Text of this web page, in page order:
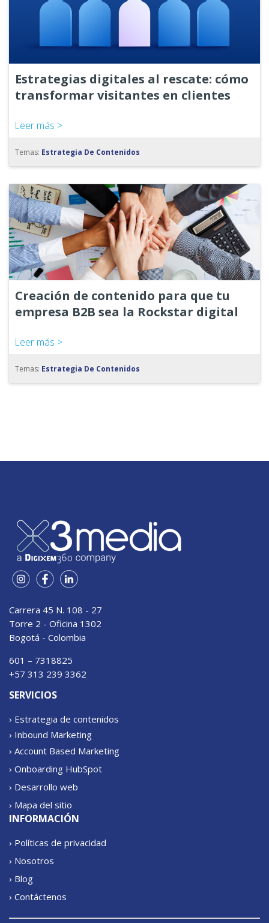
Estrategias digitales al rescate: cómo
transformar visitantes en clientes
Leer más >
Temas: Estrategia De Contenidos
Creación de contenido para que tu
empresa B2B sea la Rockstar digital
Leer más >
Temas: Estrategia De Contenidos
Carrera 45 N. 108 - 27
Torre 2 - Oficina 1302
Bogotá - Colombia
601 – 7318825
+57 313 239 3362
SERVICIOS
› Estrategia de contenidos
› Inbound Marketing
› Account Based Marketing
› Onboarding HubSpot
› Desarrollo web
› Mapa del sitio
INFORMACIÓN
› Políticas de privacidad
› Nosotros
› Blog
› Contáctenos